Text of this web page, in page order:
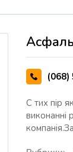
C тих пір
виконанні